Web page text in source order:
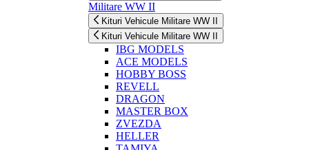
Militare WW II
Kituri Vehicule Militare WW II
Kituri Vehicule Militare WW II
IBG MODELS
ACE MODELS
HOBBY BOSS
REVELL
DRAGON
MASTER BOX
ZVEZDA
HELLER